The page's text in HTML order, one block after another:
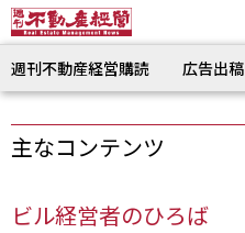
週刊不動産経営購読 広告出稿
主なコンテンツ
ビル経営者のひろば